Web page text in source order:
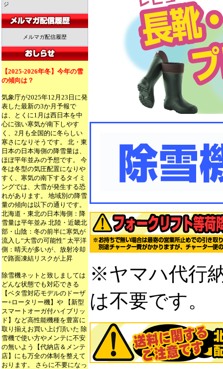
ジ
メルマガ配信履歴
【2025-2026年冬】今年の雪
の傾向は？
気象庁が2025年12月23日に発
表した最新の3か月予報で
は、とくに1月は西日本を中
心に強い寒気が南下しやす
く、2月も全国的に冬らしい
寒さになりそうです。 北・東
日本の日本海側の降雪量は、
ほぼ平年並みの予想です。 今
冬は冬型の気圧配置になりや
すく、寒気の南下するタイミ
ングでは、大雪が発生する恐
れがあります。 地域別の降雪
量の傾向は以下の通りです。
北海道・東北の日本海側：降
雪量は平年並み 北陸・近畿北
部・山陰：冬の前半に寒気が
流入し“大雪の可能性” 太平洋
側：晴天が多いが、放射冷却
で路面凍結リスクが上昇
除雪機ネットと致しましては
どんな状態でも対応できる
【ベタ雪対応モデルのドーザ
ー+ロータリー機】や 【新型
スマートオーガ付ハイブリッ
ド】など高性能機種を豊富に
取り揃えお買い上げ頂いた 除
雪機で使い方やメンテに不安
の無いよう【代納店＆メンテ
店】にも万全の体制を整えて
おります。 さらに不要になっ
※ヤマハ代行
は不要です。